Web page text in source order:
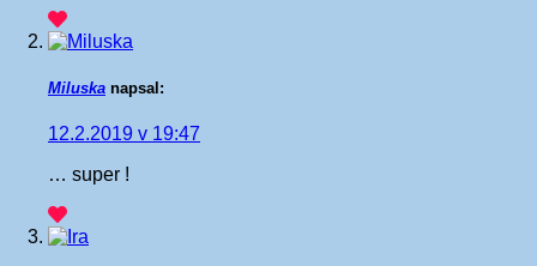
Miluska napsal:
12.2.2019 v 19:47
… super !